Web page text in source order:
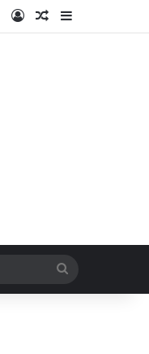
Log InArtigo Aleatório
Sidebar
por